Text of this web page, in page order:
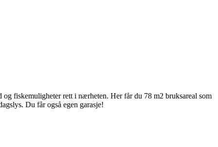
fiskemuligheter rett i nærheten. Her får du 78 m2 bruksareal som
Du får også egen garasje!